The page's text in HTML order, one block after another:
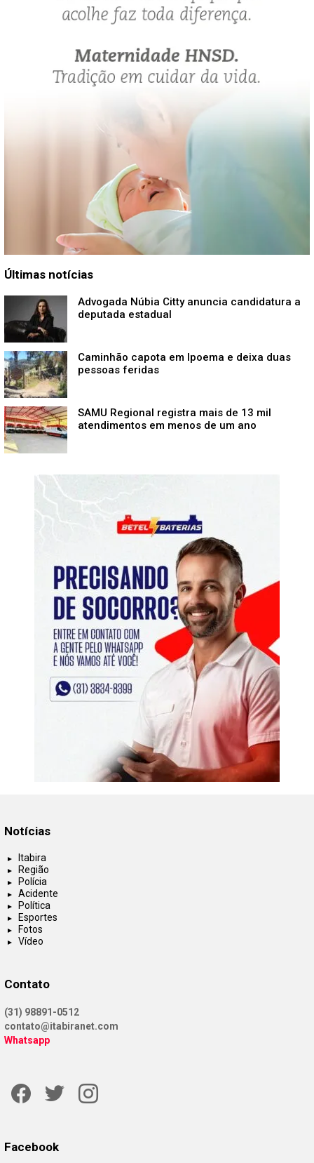
Últimas notícias
Advogada Núbia Citty anuncia candidatura a
deputada estadual
Caminhão capota em Ipoema e deixa duas
pessoas feridas
SAMU Regional registra mais de 13 mil
atendimentos em menos de um ano
Notícias
Itabira
Região
Polícia
Acidente
Política
Esportes
Fotos
Vídeo
Contato
(31) 98891-0512
contato@itabiranet.com
Whatsapp
Facebook